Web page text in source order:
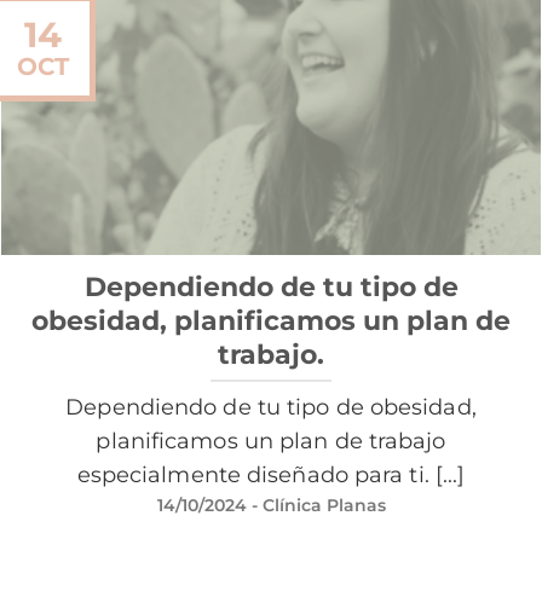
Dependiendo de tu tipo de
obesidad, planificamos un plan de
trabajo.
Dependiendo de tu tipo de obesidad,
planificamos un plan de trabajo
especialmente diseñado para ti. [...]
14/10/2024- Clínica Planas
14
OCT